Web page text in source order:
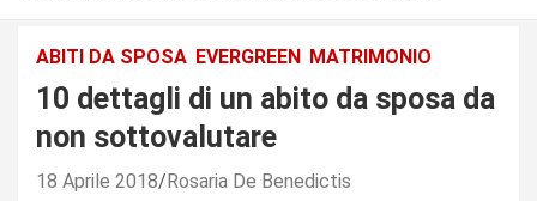
ABITI DA SPOSA EVERGREEN MATRIMONIO
10 dettagli di un abito da sposa da
non sottovalutare
18 Aprile 2018 Rosaria De Benedictis